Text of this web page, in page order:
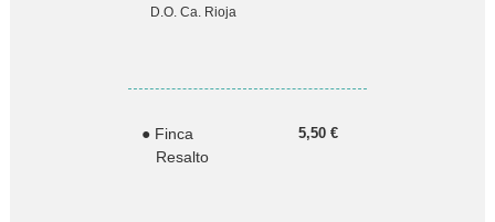
D.O. Ca. Rioja
● Finca
Resalto
5,50 €